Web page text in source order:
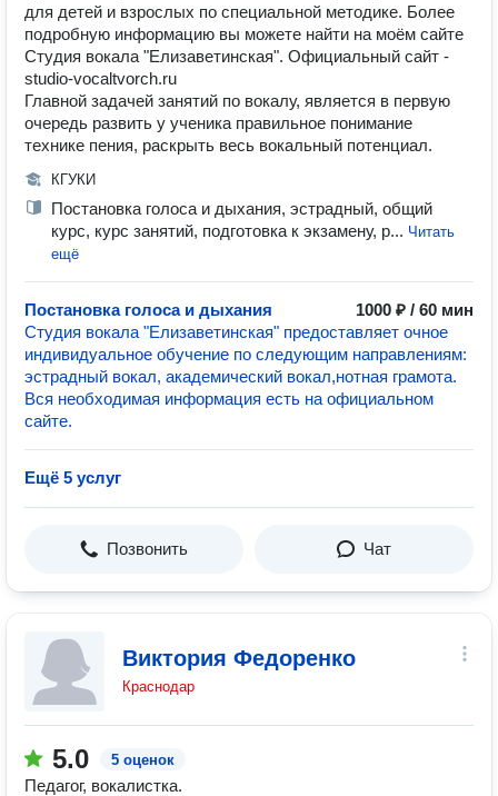
для детей и взрослых по специальной методике. Более
подробную информацию вы можете найти на моём сайте
Студия вокала "Елизаветинская". Официальный сайт -
studio-vocaltvorch.ru
Главной задачей занятий по вокалу, является в первую
очередь развить у ученика правильное понимание
технике пения, раскрыть весь вокальный потенциал.
КГУКИ
Постановка голоса и дыхания, эстрадный, общий
курс, курс занятий, подготовка к экзамену, р... Читать
ещё
Постановка голоса и дыхания
1000 ₽ / 60 мин
Студия вокала "Елизаветинская" предоставляет очное
индивидуальное обучение по следующим направлениям:
эстрадный вокал, академический вокал,нотная грамота.
Вся необходимая информация есть на официальном
сайте.
Ещё 5 услуг
Позвонить Чат
Виктория Федоренко
Краснодар
5.0 5 оценок
Педагог, вокалистка.